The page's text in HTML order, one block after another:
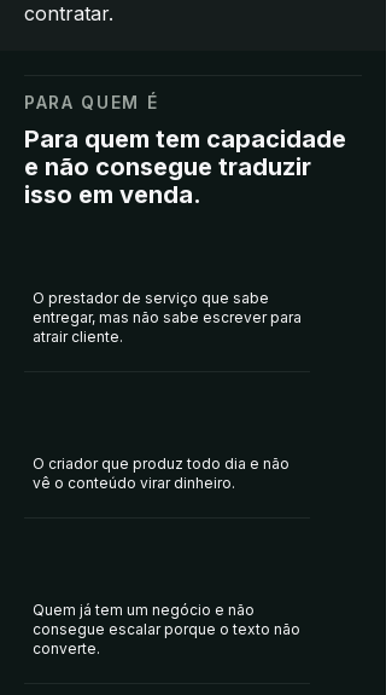
contratar.​​
PARA QUEM É
Para quem tem capacidade
e não consegue traduzir
isso em venda.
O prestador de serviço que sabe
entregar, mas não sabe escrever para
atrair cliente.
O criador que produz todo dia e não
vê o conteúdo virar dinheiro.
Quem já tem um negócio e não
consegue escalar porque o texto não
converte.